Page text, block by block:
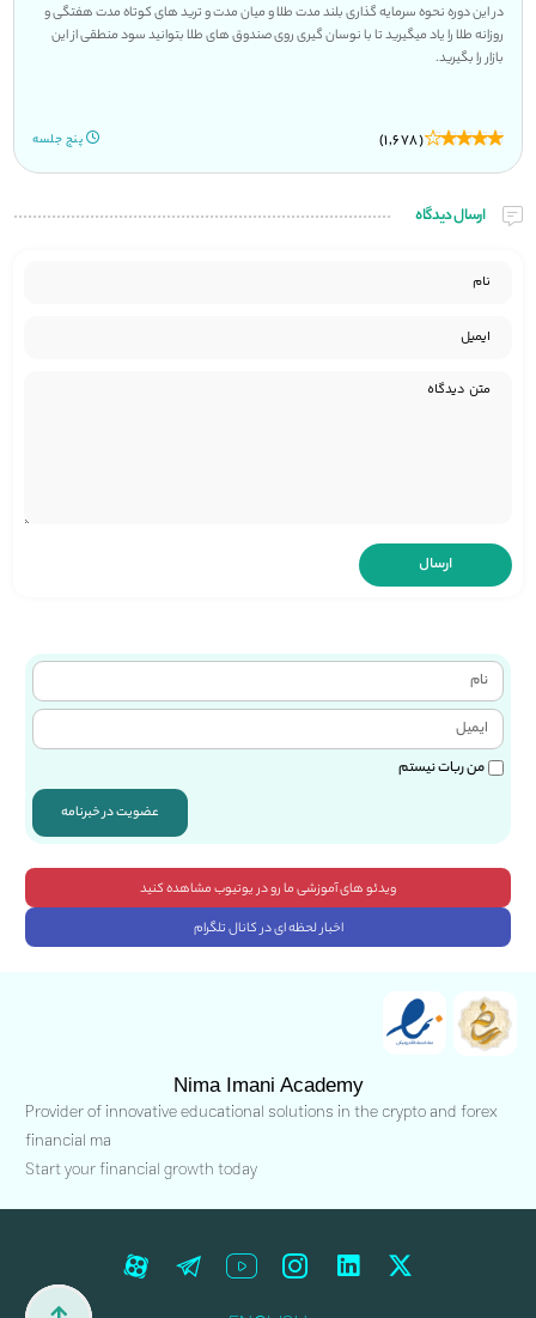
در این دوره نحوه سرمایه گذاری بلند مدت طلا و میان مدت و ترید های کوتاه مدت هفتگی و
روزانه طلا را یاد میگیرید تا با نوسان گیری روی صندوق های طلا بتوانید سود منطقی از این
بازار را بگیرید.
(1,678) پنج جلسه
ارسال دیدگاه
من ربات نیستم
عضویت در خبرنامه
ویدئو های آموزشی ما رو در یوتیوب مشاهده کنید
اخبار لحظه ای در کانال تلگرام
Nima Imani Academy
Provider of innovative educational solutions in the crypto and forex
financial ma
Start your financial growth today